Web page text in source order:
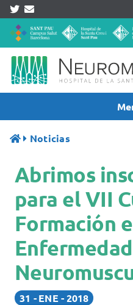
Skip
content
Quiénes Somos
Investigación
Pacientes
Acreditaciones
Registros
Docencia
Noticias
Abrimos
para el VII
Formación
31 ENE 2018